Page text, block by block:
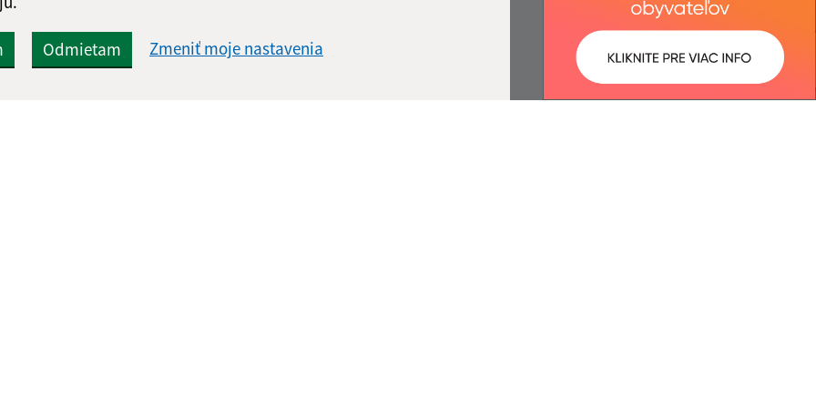
Odmietam Zmeniť moje nastavenia